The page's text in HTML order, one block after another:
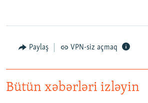
Paylaş VPN-siz açmaq
Bütün xəbərləri izləyin